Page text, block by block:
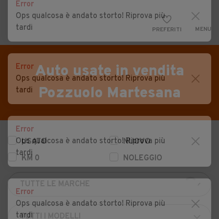
PREFERITI MENU
CERCA
Auto
Auto usate
Auto Km 0
Auto Nuove
Noleggio a lungo termine
Auto d'epoca
Camper
VENDI
MAGAZINE
ACCEDI
Auto usate in vendita
Pozzuolo Martesana
USATO
NUOVO
KM 0
NOLEGGIO
Error
Ops qualcosa è andato storto! Riprova più
tardi
Error
Ops qualcosa è andato storto! Riprova più
tardi
Error
Ops qualcosa è andato storto! Riprova più
tardi
Error
Ops qualcosa è andato storto! Riprova più
tardi